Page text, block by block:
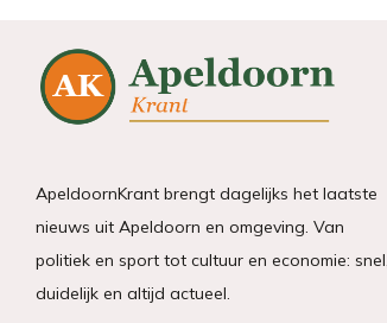
ApeldoornKrant brengt dagelijks het laatste
nieuws uit Apeldoorn en omgeving. Van
politiek en sport tot cultuur en economie: snel,
duidelijk en altijd actueel.